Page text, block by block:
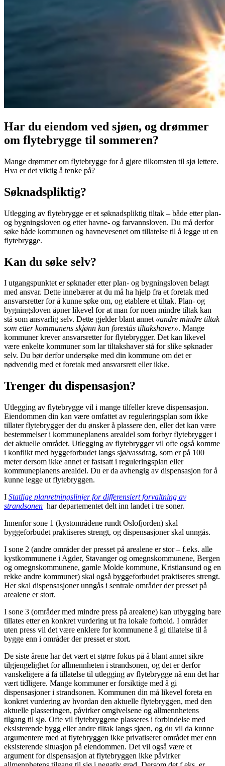
Har du eiendom ved sjøen, og drømmer
om flytebrygge til sommeren?
Mange drømmer om flytebrygge for å gjøre tilkomsten til sjø lettere.
Hva er det viktig å tenke på?
Søknadspliktig?
Utlegging av flytebrygge er et søknadspliktig tiltak – både etter plan-
og bygningsloven og etter havne- og farvannsloven. Du må derfor
søke både kommunen og havnevesenet om tillatelse til å legge ut en
flytebrygge.
Kan du søke selv?
I utgangspunktet er søknader etter plan- og bygningsloven belagt
med ansvar. Dette innebærer at du må ha hjelp fra et foretak med
ansvarsretter for å kunne søke om, og etablere et tiltak. Plan- og
bygningsloven åpner likevel for at man for noen mindre tiltak kan
stå som ansvarlig selv. Dette gjelder blant annet «andre mindre tiltak
som etter kommunens skjønn kan forestås tiltakshaver». Mange
kommuner krever ansvarsretter for flytebrygger. Det kan likevel
være enkelte kommuner som lar tiltakshaver stå for slike søknader
selv. Du bør derfor undersøke med din kommune om det er
nødvendig med et foretak med ansvarsrett eller ikke.
Trenger du dispensasjon?
Utlegging av flytebrygge vil i mange tilfeller kreve dispensasjon.
Eiendommen din kan være omfattet av reguleringsplan som ikke
tillater flytebrygger der du ønsker å plassere den, eller det kan være
bestemmelser i kommuneplanens arealdel som forbyr flytebrygger i
det aktuelle området. Utlegging av flytebrygger vil ofte også komme
i konflikt med byggeforbudet langs sjø/vassdrag, som er på 100
meter dersom ikke annet er fastsatt i reguleringsplan eller
kommuneplanens arealdel. Du er da avhengig av dispensasjon for å
kunne legge ut flytebryggen.
I Statlige planretningslinjer for differensiert forvaltning av
strandsonen har departementet delt inn landet i tre soner.
Innenfor sone 1 (kystområdene rundt Oslofjorden) skal
byggeforbudet praktiseres strengt, og dispensasjoner skal unngås.
I sone 2 (andre områder der presset på arealene er stor – f.eks. alle
kystkommunene i Agder, Stavanger og omegnskommunene, Bergen
og omegnskommunene, gamle Molde kommune, Kristiansund og en
rekke andre kommuner) skal også byggeforbudet praktiseres strengt.
Her skal dispensasjoner unngås i sentrale områder der presset på
arealene er stort.
I sone 3 (områder med mindre press på arealene) kan utbygging bare
tillates etter en konkret vurdering ut fra lokale forhold. I områder
uten press vil det være enklere for kommunene å gi tillatelse til å
bygge enn i områder der presset er stort.
De siste årene har det vært et større fokus på å blant annet sikre
tilgjengelighet for allmennheten i strandsonen, og det er derfor
vanskeligere å få tillatelse til utlegging av flytebrygge nå enn det har
vært tidligere. Mange kommuner er forsiktige med å gi
dispensasjoner i strandsonen. Kommunen din må likevel foreta en
konkret vurdering av hvordan den aktuelle flytebryggen, med den
aktuelle plasseringen, påvirker omgivelsene og allmennhetens
tilgang til sjø. Ofte vil flytebryggene plasseres i forbindelse med
eksisterende bygg eller andre tiltak langs sjøen, og du vil da kunne
argumentere med at flytebryggen ikke privatiserer området mer enn
eksisterende situasjon på eiendommen. Det vil også være et
argument for dispensasjon at flytebryggen ikke påvirker